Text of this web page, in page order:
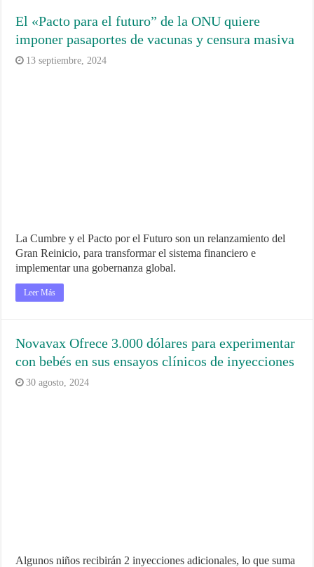
El «Pacto para el futuro” de la ONU quiere
imponer pasaportes de vacunas y censura masiva
13 septiembre, 2024
La Cumbre y el Pacto por el Futuro son un relanzamiento del
Gran Reinicio, para transformar el sistema financiero e
implementar una gobernanza global.
Leer Más
Novavax Ofrece 3.000 dólares para experimentar
con bebés en sus ensayos clínicos de inyecciones
30 agosto, 2024
Algunos niños recibirán 2 inyecciones adicionales, lo que suma